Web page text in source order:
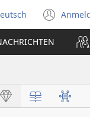
Sprache
auswählen